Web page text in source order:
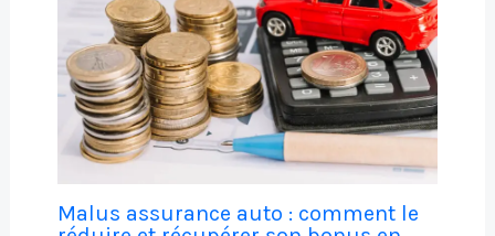
Malus assurance auto : comment le